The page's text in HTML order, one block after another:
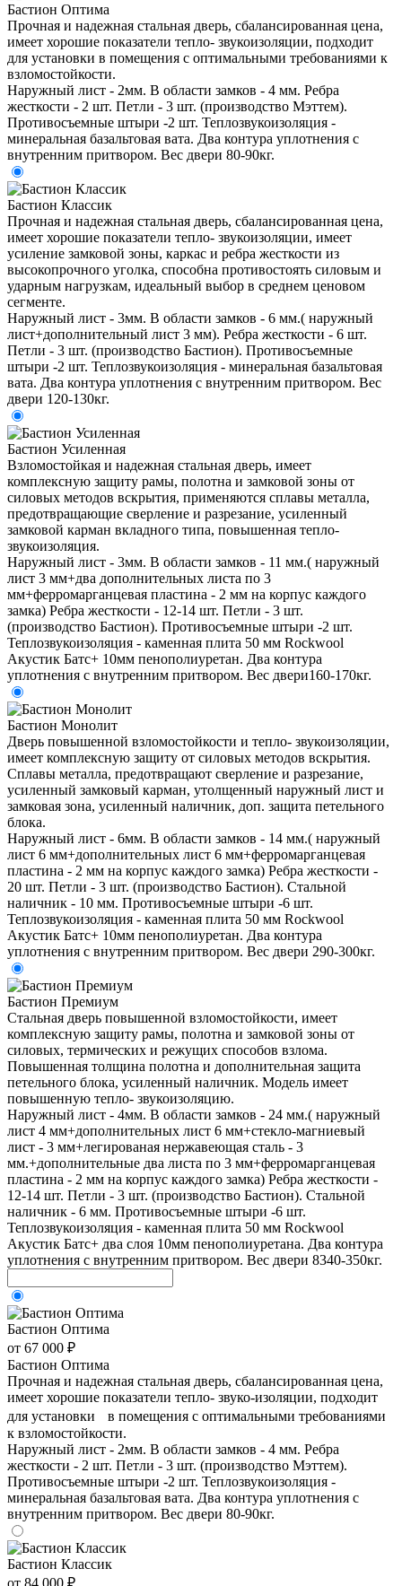
Бастион Оптима
Прочная и надежная стальная дверь, сбалансированная цена,
имеет хорошие показатели тепло- звукоизоляции, подходит
для установки в помещения с оптимальными требованиями к
взломостойкости.
Наружный лист - 2мм. В области замков - 4 мм. Ребра
жесткости - 2 шт. Петли - 3 шт. (производство Мэттем).
Противосъемные штыри -2 шт. Теплозвукоизоляция -
минеральная базальтовая вата. Два контура уплотнения с
внутренним притвором. Вес двери 80-90кг.
Бастион Классик
Прочная и надежная стальная дверь, сбалансированная цена,
имеет хорошие показатели тепло- звукоизоляции, имеет
усиление замковой зоны, каркас и ребра жесткости из
высокопрочного уголка, способна противостоять силовым и
ударным нагрузкам, идеальный выбор в среднем ценовом
сегменте.
Наружный лист - 3мм. В области замков - 6 мм.( наружный
лист+дополнительный лист 3 мм). Ребра жесткости - 6 шт.
Петли - 3 шт. (производство Бастион). Противосъемные
штыри -2 шт. Теплозвукоизоляция - минеральная базальтовая
вата. Два контура уплотнения с внутренним притвором. Вес
двери 120-130кг.
Бастион Усиленная
Взломостойкая и надежная стальная дверь, имеет
комплексную защиту рамы, полотна и замковой зоны от
силовых методов вскрытия, применяются сплавы металла,
предотвращающие сверление и разрезание, усиленный
замковой карман вкладного типа, повышенная тепло-
звукоизоляция.
Наружный лист - 3мм. В области замков - 11 мм.( наружный
лист 3 мм+два дополнительных листа по 3
мм+ферромарганцевая пластина - 2 мм на корпус каждого
замка) Ребра жесткости - 12-14 шт. Петли - 3 шт.
(производство Бастион). Противосъемные штыри -2 шт.
Теплозвукоизоляция - каменная плита 50 мм Rockwool
Акустик Батс+ 10мм пенополиуретан. Два контура
уплотнения с внутренним притвором. Вес двери160-170кг.
Бастион Монолит
Дверь повышенной взломостойкости и тепло- звукоизоляции,
имеет комплексную защиту от силовых методов вскрытия.
Сплавы металла, предотвращают сверление и разрезание,
усиленный замковый карман, утолщенный наружный лист и
замковая зона, усиленный наличник, доп. защита петельного
блока.
Наружный лист - 6мм. В области замков - 14 мм.( наружный
лист 6 мм+дополнительных лист 6 мм+ферромарганцевая
пластина - 2 мм на корпус каждого замка) Ребра жесткости -
20 шт. Петли - 3 шт. (производство Бастион). Стальной
наличник - 10 мм. Противосъемные штыри -6 шт.
Теплозвукоизоляция - каменная плита 50 мм Rockwool
Акустик Батс+ 10мм пенополиуретан. Два контура
уплотнения с внутренним притвором. Вес двери 290-300кг.
Бастион Премиум
Стальная дверь повышенной взломостойкости, имеет
комплексную защиту рамы, полотна и замковой зоны от
силовых, термических и режущих способов взлома.
Повышенная толщина полотна и дополнительная защита
петельного блока, усиленный наличник. Модель имеет
повышенную тепло- звукоизоляцию.
Наружный лист - 4мм. В области замков - 24 мм.( наружный
лист 4 мм+дополнительных лист 6 мм+стекло-магниевый
лист - 3 мм+легированая нержавеющая сталь - 3
мм.+дополнительные два листа по 3 мм+ферромарганцевая
пластина - 2 мм на корпус каждого замка) Ребра жесткости -
12-14 шт. Петли - 3 шт. (производство Бастион). Стальной
наличник - 6 мм. Противосъемные штыри -6 шт.
Теплозвукоизоляция - каменная плита 50 мм Rockwool
Акустик Батс+ два слоя 10мм пенополиуретана. Два контура
уплотнения с внутренним притвором. Вес двери 8340-350кг.
Бастион Оптима
от 67 000 ₽
Бастион Оптима
Прочная и надежная стальная дверь, сбалансированная цена,
имеет хорошие показатели тепло- звуко-изоляции, подходит
для установки в помещения с оптимальными требованиями
к взломостойкости.
Наружный лист - 2мм. В области замков - 4 мм. Ребра
жесткости - 2 шт. Петли - 3 шт. (производство Мэттем).
Противосъемные штыри -2 шт. Теплозвукоизоляция -
минеральная базальтовая вата. Два контура уплотнения с
внутренним притвором. Вес двери 80-90кг.
Бастион Классик
от 84 000 ₽